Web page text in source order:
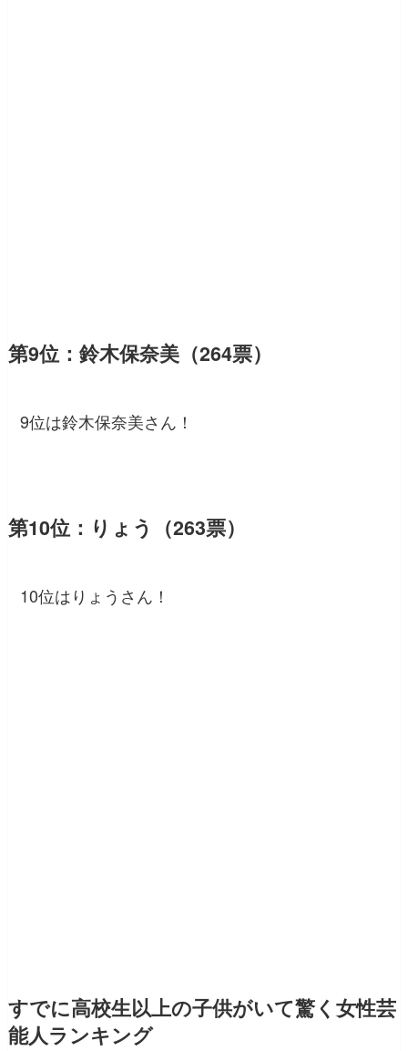
第9位：鈴木保奈美（264票）
9位は鈴木保奈美さん！
第10位：りょう（263票）
10位はりょうさん！
すでに高校生以上の子供がいて驚く女性芸
能人ランキング